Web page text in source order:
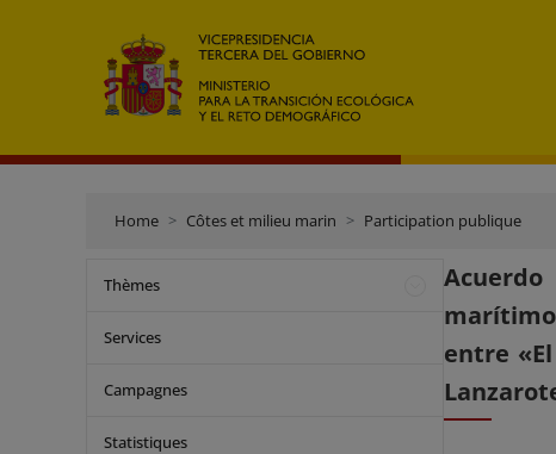
Home Côtes et milieu marin Participation publique
Thèmes
Services
Campagnes
Statistiques
entre